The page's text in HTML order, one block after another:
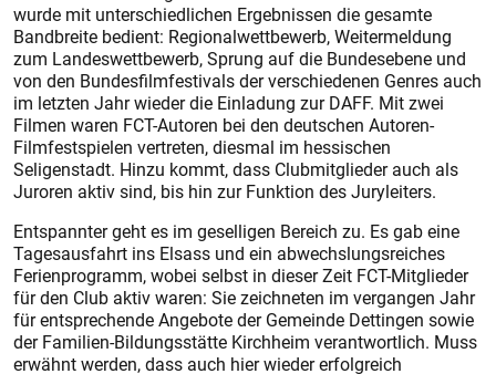
wurde mit unterschiedlichen Ergebnissen die gesamte
Bandbreite bedient: Regionalwettbewerb, Weitermeldung
zum Landeswettbewerb, Sprung auf die Bundesebene und
von den Bundesfilmfestivals der verschiedenen Genres auch
im letzten Jahr wieder die Einladung zur DAFF. Mit zwei
Filmen waren FCT-Autoren bei den deutschen Autoren-
Filmfestspielen vertreten, diesmal im hessischen
Seligenstadt. Hinzu kommt, dass Clubmitglieder auch als
Juroren aktiv sind, bis hin zur Funktion des Juryleiters.
Entspannter geht es im geselligen Bereich zu. Es gab eine
Tagesausfahrt ins Elsass und ein abwechslungsreiches
Ferienprogramm, wobei selbst in dieser Zeit FCT-Mitglieder
für den Club aktiv waren: Sie zeichneten im vergangen Jahr
für entsprechende Angebote der Gemeinde Dettingen sowie
der Familien-Bildungsstätte Kirchheim verantwortlich. Muss
erwähnt werden, dass auch hier wieder erfolgreich